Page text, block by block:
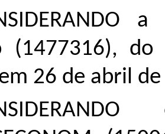
(1477316), do
26 de abril